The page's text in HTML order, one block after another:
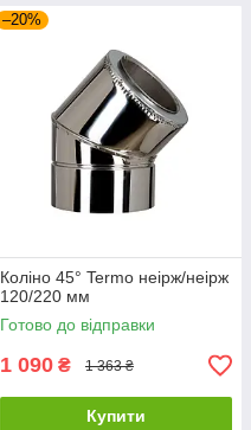
–20%
Коліно 45° Termo неірж/неірж
120/220 мм
Готово до відправки
1 090 ₴ 1 363 ₴
Купити